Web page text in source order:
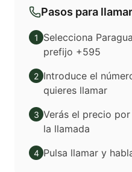
Pasos para llamar
1
Selecciona
prefijo +595
2 Introduce el
quieres llamar
3 Verás el precio
la llamada
4 Pulsa llamar y